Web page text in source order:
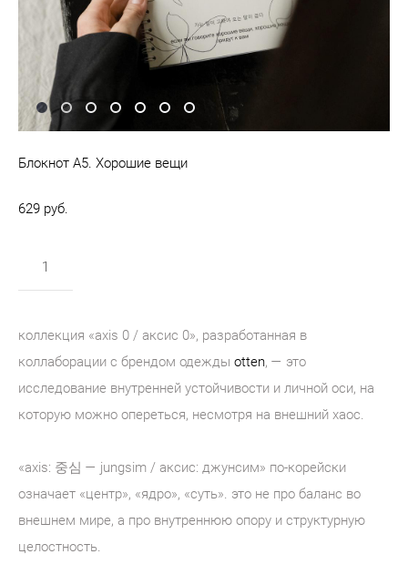
Блокнот А5. Хорошие вещи
629 pуб.
коллекция «axis 0 / аксис 0», разработанная в
коллаборации с брендом одежды otten, — это
исследование внутренней устойчивости и личной оси, на
которую можно опереться, несмотря на внешний хаос.
«axis: 중심 — jungsim / аксис: джунсим» по-корейски
означает «центр», «ядро», «суть». это не про баланс во
внешнем мире, а про внутреннюю опору и структурную
целостность.